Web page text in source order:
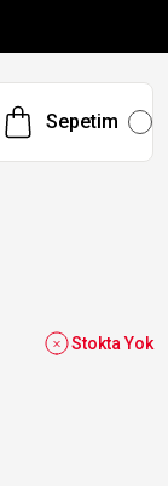
Sepetim
Stokta Yok